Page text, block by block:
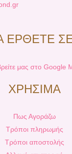
ΕΡΘΕΤΕ
μας στο Google
ΧΡΗΣΙΜΑ
Πως Αγοράζω
Τρόποι πληρωμής
Τρόποι αποστολής